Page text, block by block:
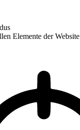
Elemente der Website